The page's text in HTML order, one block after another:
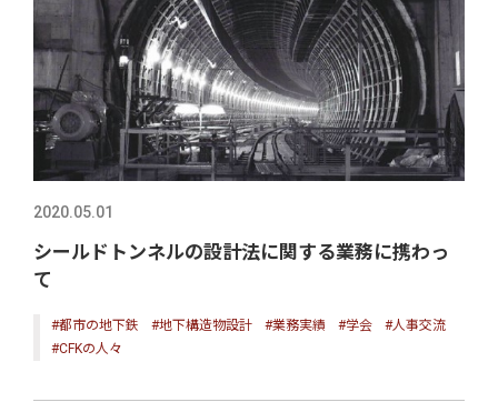
2020.05.01
シールドトンネルの設計法に関する業務に携わっ
て
#都市の地下鉄 #地下構造物設計 #業務実績 #学会
#人事交流
#CFKの人々